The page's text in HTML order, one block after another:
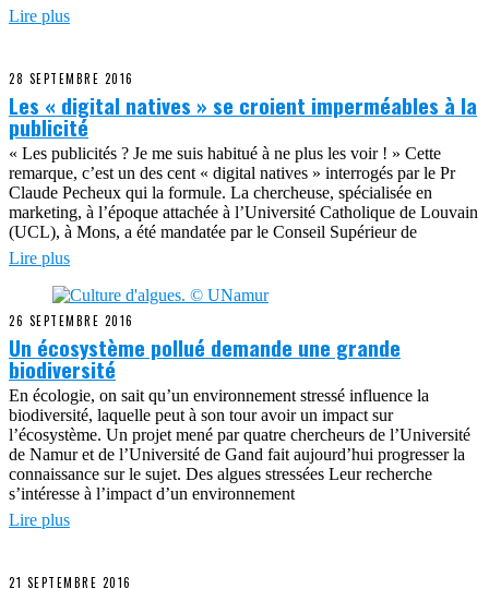
Lire plus
28 SEPTEMBRE 2016
Les « digital natives » se croient imperméables à la
publicité
« Les publicités ? Je me suis habitué à ne plus les voir ! » Cette
remarque, c’est un des cent « digital natives » interrogés par le Pr
Claude Pecheux qui la formule. La chercheuse, spécialisée en
marketing, à l’époque attachée à l’Université Catholique de Louvain
(UCL), à Mons, a été mandatée par le Conseil Supérieur de
Lire plus
26 SEPTEMBRE 2016
Un écosystème pollué demande une grande
biodiversité
En écologie, on sait qu’un environnement stressé influence la
biodiversité, laquelle peut à son tour avoir un impact sur
l’écosystème. Un projet mené par quatre chercheurs de l’Université
de Namur et de l’Université de Gand fait aujourd’hui progresser la
connaissance sur le sujet. Des algues stressées Leur recherche
s’intéresse à l’impact d’un environnement
Lire plus
21 SEPTEMBRE 2016